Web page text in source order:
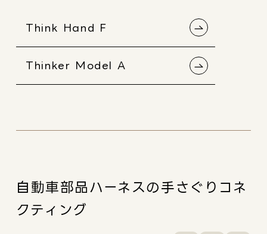
Think Hand F
Thinker Model A
自動車部品ハーネスの手さぐりコネ
クティング